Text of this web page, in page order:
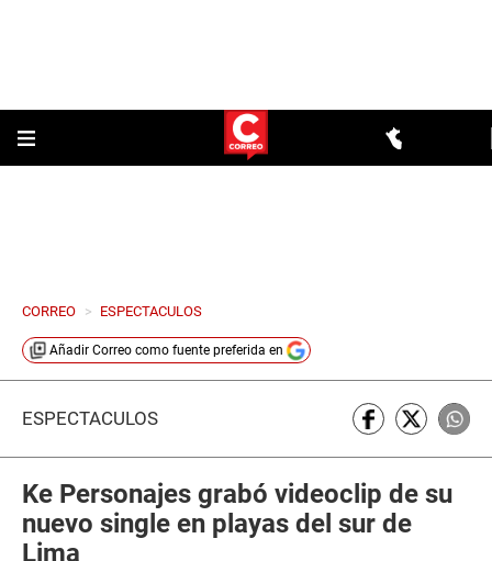
CORREO > ESPECTACULOS
Añadir Correo como fuente preferida en
ESPECTÁCULOS
Ke Personajes grabó videoclip de su
nuevo single en playas del sur de
Lima